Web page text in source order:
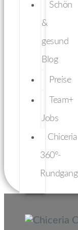
Schön
&
gesund
Blog
Preise
Team+
Jobs
Chiceria
360°-
Rundgang